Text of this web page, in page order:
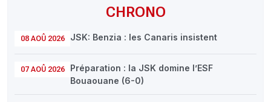
CHRONO
08 AOÛ 2026 JSK: Benzia : les Canaris insistent
07 AOÛ 2026
Préparation : la JSK domine l’ESF
Bouaouane (6-0)